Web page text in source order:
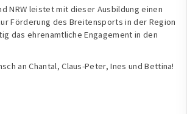
NRW leistet mit dieser Ausbildung einen
Förderung des Breitensports in der Region
das ehrenamtliche Engagement in den
an Chantal, Claus-Peter, Ines und Bettina!